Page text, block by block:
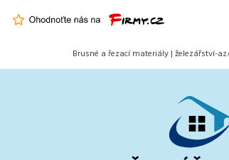
Brusné a řezací materiály | železářství-